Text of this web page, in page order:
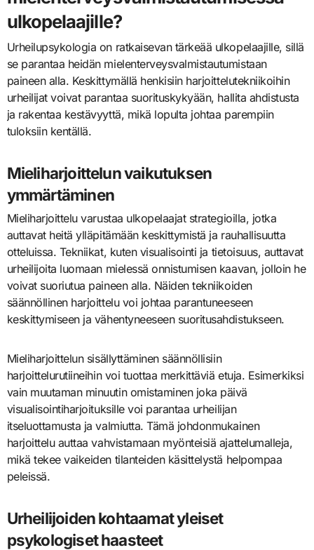
ulkopelaajille?
Urheilupsykologia on ratkaisevan tärkeää ulkopelaajille, sillä
se parantaa heidän mielenterveysvalmistautumistaan
paineen alla. Keskittymällä henkisiin harjoittelutekniikoihin
urheilijat voivat parantaa suorituskykyään, hallita ahdistusta
ja rakentaa kestävyyttä, mikä lopulta johtaa parempiin
tuloksiin kentällä.
Mieliharjoittelun vaikutuksen
ymmärtäminen
Mieliharjoittelu varustaa ulkopelaajat strategioilla, jotka
auttavat heitä ylläpitämään keskittymistä ja rauhallisuutta
otteluissa. Tekniikat, kuten visualisointi ja tietoisuus, auttavat
urheilijoita luomaan mielessä onnistumisen kaavan, jolloin he
voivat suoriutua paineen alla. Näiden tekniikoiden
säännöllinen harjoittelu voi johtaa parantuneeseen
keskittymiseen ja vähentyneeseen suoritusahdistukseen.
Mieliharjoittelun sisällyttäminen säännöllisiin
harjoittelurutiineihin voi tuottaa merkittäviä etuja. Esimerkiksi
vain muutaman minuutin omistaminen joka päivä
visualisointiharjoituksille voi parantaa urheilijan
itseluottamusta ja valmiutta. Tämä johdonmukainen
harjoittelu auttaa vahvistamaan myönteisiä ajattelumalleja,
mikä tekee vaikeiden tilanteiden käsittelystä helpompaa
peleissä.
Urheilijoiden kohtaamat yleiset
psykologiset haasteet